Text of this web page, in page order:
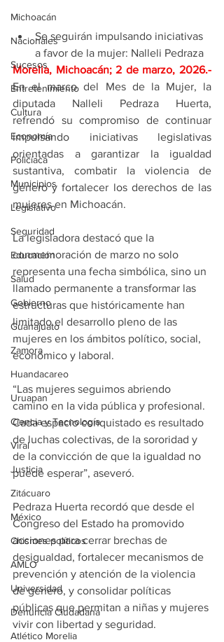
Michoacán
Nacionales
Sucesos
Entretenimiento
Cultura
Economía
Policíaca
Municipios
Legislativo
Seguridad
Educación
Salud
Gobierno
Guanajuato
Zamora
Huandacareo
Uruapan
Ciencia y Tecnología
Viral
Justicia
Zitácuaro
México
Chismes políticos
AMLO
Universidad
Denuncia Ciudadana
Atlético Morelia
Se seguirán impulsando iniciativas
a favor de la mujer: Nalleli Pedraza
Morelia, Michoacán; 2 de marzo, 2026
En el marco del Mes de la Mujer, la
diputada Nalleli Pedraza Huerta,
refrendó su compromiso de continuar
impulsando iniciativas legislativas
orientadas a garantizar la igualdad
sustantiva, combatir la violencia de
género y fortalecer los derechos de las
mujeres en Michoacán.
La legisladora destacó que la
conmemoración de marzo no solo
representa una fecha simbólica, sino un
llamado permanente a transformar las
estructuras que históricamente han
limitado el desarrollo pleno de las
mujeres en los ámbitos político, social,
económico y laboral.
“Las mujeres seguimos abriendo
camino en la vida pública y profesional.
Cada espacio conquistado es resultado
de luchas colectivas, de la sororidad y
de la convicción de que la igualdad no
puede esperar”, aseveró.
Pedraza Huerta recordó que desde el
Congreso del Estado ha promovido
acciones para cerrar brechas de
desigualdad, fortalecer mecanismos de
prevención y atención de la violencia
de género, y consolidar políticas
públicas que permitan a niñas y mujeres
vivir con libertad y seguridad.